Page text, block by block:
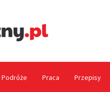
Podróże Praca Przepisy